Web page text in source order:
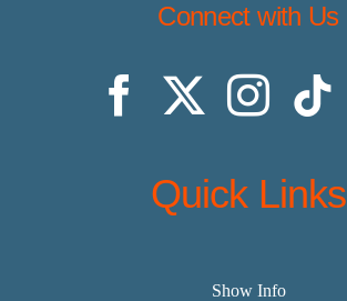
Connect with Us
Quick Links
Show Info